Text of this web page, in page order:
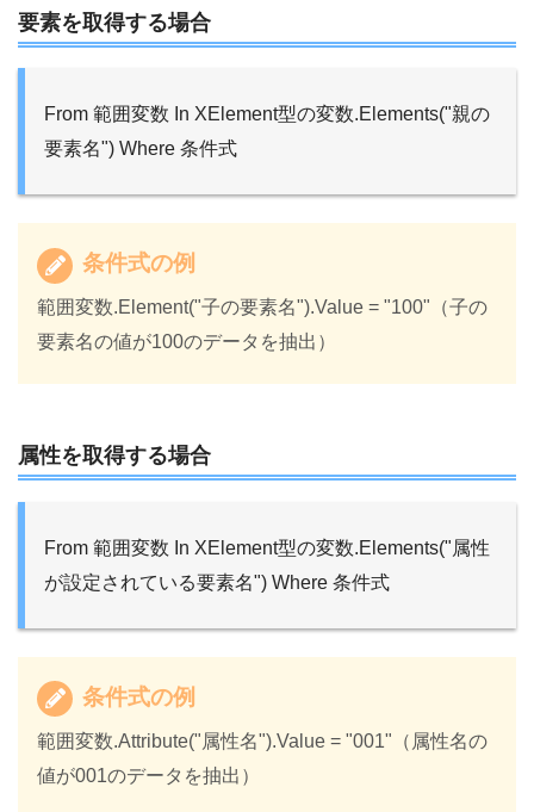
要素を取得する場合
From 範囲変数 In XElement型の変数.Elements("親の
要素名") Where 条件式
条件式の例
範囲変数.Element("子の要素名").Value = "100"（子の
要素名の値が100のデータを抽出）
属性を取得する場合
From 範囲変数 In XElement型の変数.Elements("属性
が設定されている要素名") Where 条件式
条件式の例
範囲変数.Attribute("属性名").Value = "001"（属性名の
値が001のデータを抽出）